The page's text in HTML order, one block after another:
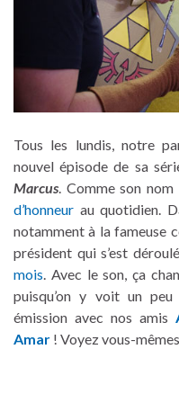
Tous les lundis, notre
nouvel épisode de sa
Marcus. Comme son
d’honneur au quotidien.
notamment à la fameuse
président qui s’est
mois. Avec le son, ça
puisqu’on y voit un peu
émission avec nos amis
Amar ! Voyez vous-